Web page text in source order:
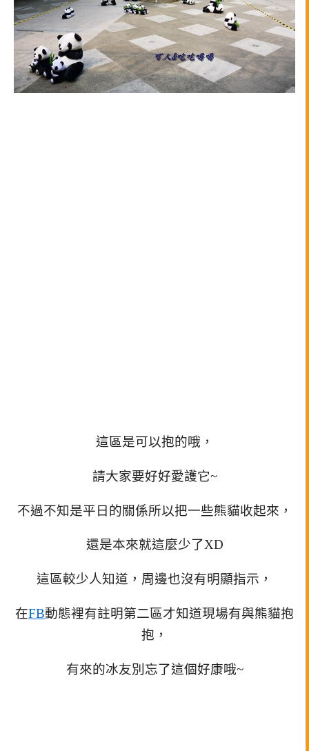
這區是可以抱的哦，
請大家要好好愛護它~
不過不知是平日的關係所以把一些熊貓收起來，
還是本來就這麼少了XD
這區較少人知道，周邊也沒有明顯指示，
在FB動態裡有註明第二區才知道現場有與熊貓抱
抱，
有來的冰友別忘了這個好康哦~